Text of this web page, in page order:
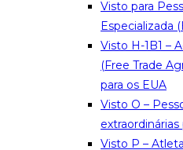
Visto para
Especializada
Visto H-1B1 –
(Free Trade
para os EUA
Visto O –
extraordinárias
Visto P –